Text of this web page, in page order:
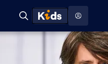
Naar help
Zoeken
ontdekken